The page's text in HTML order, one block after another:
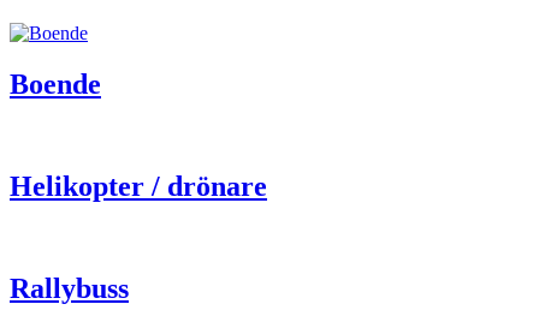
Boende
Helikopter / drönare
Rallybuss